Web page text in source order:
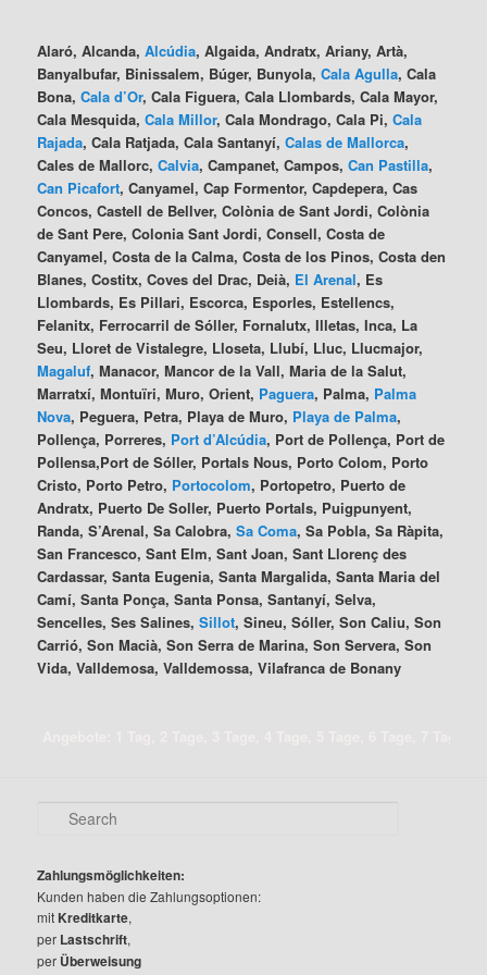
Alaró, Alcanda,Alcúdia, Algaida, Andratx, Ariany, Artà,
Banyalbufar, Binissalem, Búger, Bunyola,Cala Agulla, Cala
Bona,Cala d’Or, Cala Figuera, Cala Llombards, Cala Mayor,
Cala Mesquida,Cala Millor, Cala Mondrago, Cala Pi,Cala
Rajada, Cala Ratjada, Cala Santanyí,Calas de Mallorca,
Cales de Mallorc,Calvia, Campanet, Campos,Can Pastilla,
Can Picafort, Canyamel, Cap Formentor, Capdepera, Cas
Concos, Castell de Bellver, Colònia de Sant Jordi, Colònia
de Sant Pere, Colonia Sant Jordi, Consell, Costa de
Canyamel, Costa de la Calma, Costa de los Pinos, Costa den
Blanes, Costitx, Coves del Drac, Deià, El Arenal, Es
Llombards, Es Pillari, Escorca, Esporles, Estellencs,
Felanitx, Ferrocarril de Sóller, Fornalutx, Illetas, Inca, La
Seu, Lloret de Vistalegre, Lloseta, Llubí, Lluc, Llucmajor,
Magaluf, Manacor, Mancor de la Vall, Maria de la Salut,
Marratxí, Montuïri, Muro, Orient, Paguera, Palma, Palma
Nova, Peguera, Petra, Playa de Muro, Playa de Palma,
Pollença, Porreres, Port d’Alcúdia, Port de Pollença, Port de
Pollensa,Port de Sóller, Portals Nous, Porto Colom, Porto
Cristo, Porto Petro, Portocolom, Portopetro, Puerto de
Andratx, Puerto De Soller, Puerto Portals, Puigpunyent,
Randa, S’Arenal, Sa Calobra,Sa Coma, Sa Pobla, Sa Ràpita,
San Francesco, Sant Elm, Sant Joan, Sant Llorenç des
Cardassar, Santa Eugenia, Santa Margalida, Santa Maria del
Camí, Santa Ponça, Santa Ponsa, Santanyí, Selva,
Sencelles, Ses Salines,Sillot, Sineu, Sóller, Son Caliu, Son
Carrió, Son Macià, Son Serra de Marina, Son Servera, Son
Vida, Valldemosa, Valldemossa, Vilafranca de Bonany
r
c
h
Zahlungsmöglichkeiten:
Kunden haben die Zahlungsoptionen:
mit Kreditkarte,
per Lastschrift,
per Überweisung